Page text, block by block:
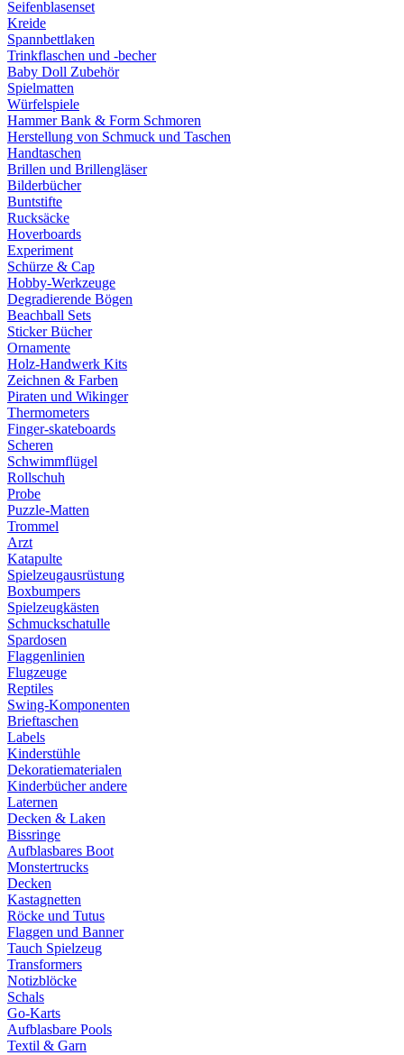
Seifenblasenset
Kreide
Spannbettlaken
Trinkflaschen und -becher
Baby Doll Zubehör
Spielmatten
Würfelspiele
Hammer Bank & Form Schmoren
Herstellung von Schmuck und Taschen
Handtaschen
Brillen und Brillengläser
Bilderbücher
Buntstifte
Rucksäcke
Hoverboards
Experiment
Schürze & Cap
Hobby-Werkzeuge
Degradierende Bögen
Beachball Sets
Sticker Bücher
Ornamente
Holz-Handwerk Kits
Zeichnen & Farben
Piraten und Wikinger
Thermometers
Finger-skateboards
Scheren
Schwimmflügel
Rollschuh
Probe
Puzzle-Matten
Trommel
Arzt
Katapulte
Spielzeugausrüstung
Boxbumpers
Spielzeugkästen
Schmuckschatulle
Spardosen
Flaggenlinien
Flugzeuge
Reptiles
Swing-Komponenten
Brieftaschen
Labels
Kinderstühle
Dekoratiematerialen
Kinderbücher andere
Laternen
Decken & Laken
Bissringe
Aufblasbares Boot
Monstertrucks
Decken
Kastagnetten
Röcke und Tutus
Flaggen und Banner
Tauch Spielzeug
Transformers
Notizblöcke
Schals
Go-Karts
Aufblasbare Pools
Textil & Garn